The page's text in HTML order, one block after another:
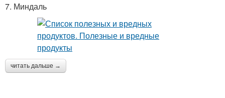
7. Миндаль
читать дальше →